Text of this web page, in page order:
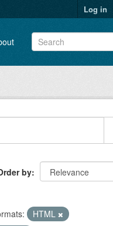
Log in
by
HTML